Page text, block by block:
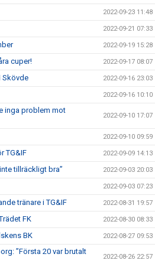
2022-09-23 11:48
2022-09-21 07:33
2022-09-19 15:28
cuper! 2022-09-17 08:07
Skövde 2022-09-16 23:03
2022-09-16 10:10
inga problem mot
2022-09-10 17:07
2022-09-10 09:59
TG&IF 2022-09-09 14:13
tillräckligt bra” 2022-09-03 20:03
2022-09-03 07:23
tränare i TG&IF 2022-08-31 19:57
FK 2022-08-30 08:33
BK 2022-08-27 09:53
”Första 20 var brutalt
2022-08-26 22:57